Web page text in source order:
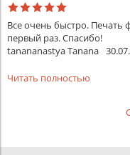
Все очень быстро. Печать
первый раз. Спасибо!
tanananastya Tanana
Читать полностью